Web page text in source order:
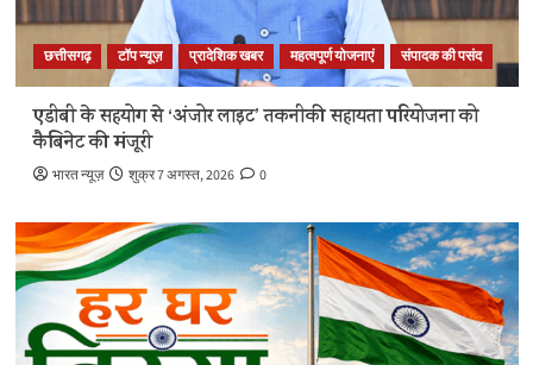
छत्तीसगढ़ टॉप न्यूज़ प्रादेशिक खबर महत्वपूर्ण योजनाएं संपादक की पसंद
एडीबी के सहयोग से ‘अंजोर लाइट’ तकनीकी सहायता परियोजना को
कैबिनेट की मंजूरी
भारत न्यूज़ शुक्र 7 अगस्त, 2026 0